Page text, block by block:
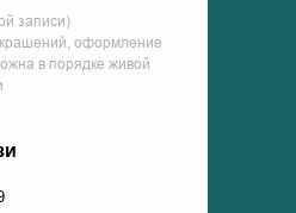
записи)
оформление
в порядке живой